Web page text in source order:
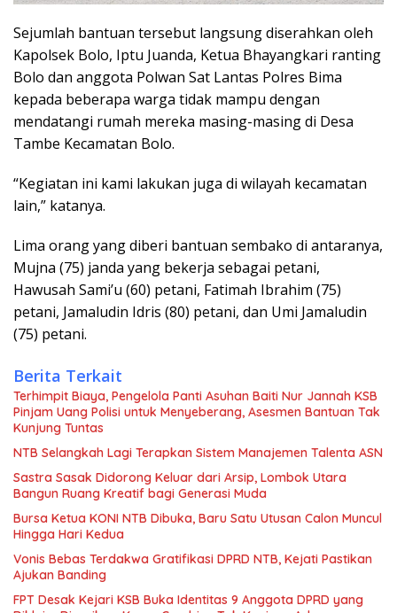
Sejumlah bantuan tersebut langsung diserahkan oleh
Kapolsek Bolo, Iptu Juanda, Ketua Bhayangkari ranting
Bolo dan anggota Polwan Sat Lantas Polres Bima
kepada beberapa warga tidak mampu dengan
mendatangi rumah mereka masing-masing di Desa
Tambe Kecamatan Bolo.
“Kegiatan ini kami lakukan juga di wilayah kecamatan
lain,” katanya.
Lima orang yang diberi bantuan sembako di antaranya,
Mujna (75) janda yang bekerja sebagai petani,
Hawusah Sami’u (60) petani, Fatimah Ibrahim (75)
petani, Jamaludin Idris (80) petani, dan Umi Jamaludin
(75) petani.
Berita Terkait
Terhimpit Biaya, Pengelola Panti Asuhan Baiti Nur Jannah KSB
Pinjam Uang Polisi untuk Menyeberang, Asesmen Bantuan Tak
Kunjung Tuntas
NTB Selangkah Lagi Terapkan Sistem Manajemen Talenta ASN
Sastra Sasak Didorong Keluar dari Arsip, Lombok Utara
Bangun Ruang Kreatif bagi Generasi Muda
Bursa Ketua KONI NTB Dibuka, Baru Satu Utusan Calon Muncul
Hingga Hari Kedua
Vonis Bebas Terdakwa Gratifikasi DPRD NTB, Kejati Pastikan
Ajukan Banding
FPT Desak Kejari KSB Buka Identitas 9 Anggota DPRD yang